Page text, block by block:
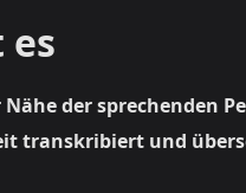
der sprechenden
transkribiert und